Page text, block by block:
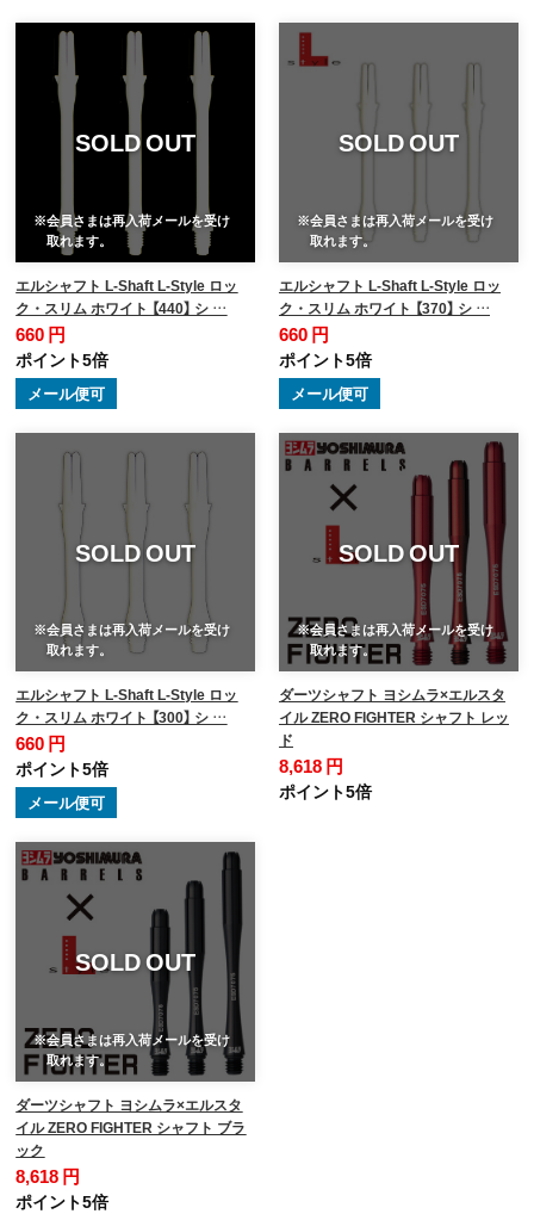
SOLD OUT
※会員さまは再入荷メールを受け
取れます。
エルシャフト L-Shaft L-Style ロッ
ク・スリム ホワイト 【440】 シ …
660 円
ポイント5倍
メール便可
SOLD OUT
※会員さまは再入荷メールを受け
取れます。
エルシャフト L-Shaft L-Style ロッ
ク・スリム ホワイト 【370】 シ …
660 円
ポイント5倍
メール便可
SOLD OUT
※会員さまは再入荷メールを受け
取れます。
エルシャフト L-Shaft L-Style ロッ
ク・スリム ホワイト 【300】 シ …
660 円
ポイント5倍
メール便可
SOLD OUT
※会員さまは再入荷メールを受け
取れます。
ダーツシャフト ヨシムラ×エルスタ
イル ZERO FIGHTER シャフト レッ
ド
8,618 円
ポイント5倍
SOLD OUT
※会員さまは再入荷メールを受け
取れます。
ダーツシャフト ヨシムラ×エルスタ
イル ZERO FIGHTER シャフト ブラ
ック
8,618 円
ポイント5倍